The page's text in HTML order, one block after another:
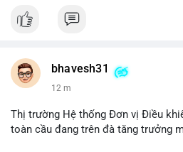
BTC breakout và lệnh long/short.
định crypto là 'vấn đề lớn' giúp giảm
trợ cổ phiếu Apple/IBM. • Bài đăng
💡 NHẬN ĐỊNH & KHUYẾN NGHỊ:
bhavesh31
12 m
Thị trường Hệ thống Đơn vị Điều
toàn cầu đang trên đà tăng trưởng